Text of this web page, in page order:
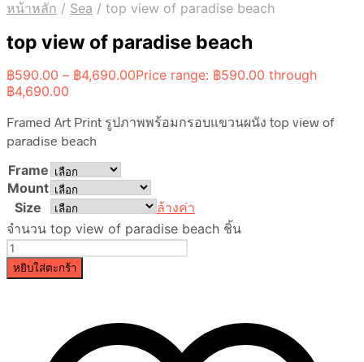
หน้าหลัก / Sea / top view of paradise beach
top view of paradise beach
฿590.00 – ฿4,690.00Price range: ฿590.00 through
฿4,690.00
Framed Art Print รูปภาพพร้อมกรอบแขวนผนัง top view of
paradise beach
Frame
Mount
Size
ล้างค่า
จำนวน top view of paradise beach ชิ้น
หยิบใส่ตะกร้า